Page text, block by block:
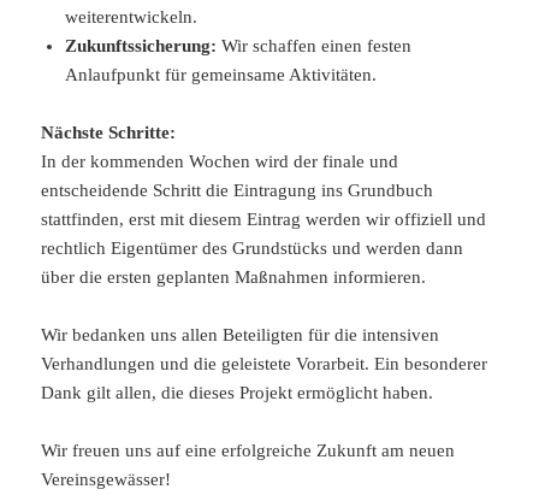
weiterentwickeln.
Zukunftssicherung: Wir schaffen einen festen
Anlaufpunkt für gemeinsame Aktivitäten.
Nächste Schritte:
In der kommenden Wochen wird der finale und
entscheidende Schritt die Eintragung ins Grundbuch
stattfinden, erst mit diesem Eintrag werden wir offiziell und
rechtlich Eigentümer des Grundstücks und werden dann
über die ersten geplanten Maßnahmen informieren.
Wir bedanken uns allen Beteiligten für die intensiven
Verhandlungen und die geleistete Vorarbeit. Ein besonderer
Dank gilt allen, die dieses Projekt ermöglicht haben.
Wir freuen uns auf eine erfolgreiche Zukunft am neuen
Vereinsgewässer!